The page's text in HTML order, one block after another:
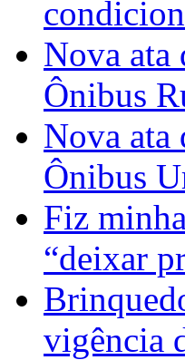
Nova ata
Ônibus
Nova ata
Ônibus
Fiz
“deixar
vigência